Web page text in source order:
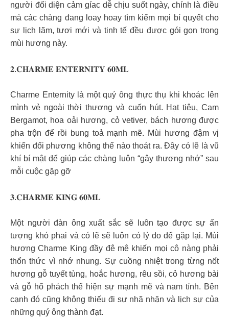
người đối diện cảm gíac dễ chịu suốt ngày, chính là điều
mà các chàng đang loay hoay tìm kiếm mọi bí quyết cho
sự lịch lãm, tươi mới và tinh tế đều được gói gọn trong
mùi hương này.
𝟐.𝐂𝐇𝐀𝐑𝐌𝐄 𝐄𝐍𝐓𝐄𝐑𝐍𝐈𝐓𝐘 𝟔𝟎𝐌𝐋
Charme Enternity là một quý ông thực thụ khi khoác lên
mình vẻ ngoài thời thượng và cuốn hút. Hạt tiêu, Cam
Bergamot, hoa oải hương, cỏ vetiver, bách hương được
pha trộn để rồi bung toả mạnh mẽ. Mùi hương đậm vị
khiến đối phương không thể nào thoát ra. Đây có lẽ là vũ
khí bí mật để giúp các chàng luôn “gây thương nhớ” sau
mỗi cuộc gặp gỡ
𝟑.𝐂𝐇𝐀𝐑𝐌𝐄 𝐊𝐈𝐍𝐆 𝟔𝟎𝐌𝐋
Một người đàn ông xuất sắc sẽ luôn tạo được sự ấn
tượng khó phai và có lẽ sẽ luôn có lý do để gặp lại. Mùi
hương Charme King đầy đê mê khiến mọi cô nàng phải
thổn thức vì nhớ nhung. Sự cuồng nhiệt trong từng nốt
hương gỗ tuyết tùng, hoắc hương, rêu sồi, cỏ hương bài
và gỗ hổ phách thể hiện sự mạnh mẽ và nam tính. Bên
cạnh đó cũng không thiếu đi sự nhã nhặn và lịch sự của
những quý ông thành đạt.